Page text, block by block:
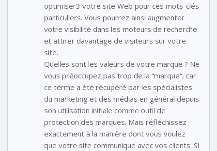
optimiser3 votre site Web pour ces mots-clés
particuliers. Vous pourrez ainsi augmenter
votre visibilité dans les moteurs de recherche
et attirer davantage de visiteurs sur votre
site.
Quelles sont les valeurs de votre marque ? Ne
vous préoccupez pas trop de la “marque”, car
ce terme a été récupéré par les spécialistes
du marketing et des médias en général depuis
son utilisation initiale comme outil de
protection des marques. Mais réfléchissez
exactement à la manière dont vous voulez
que votre site communique avec vos clients. Si